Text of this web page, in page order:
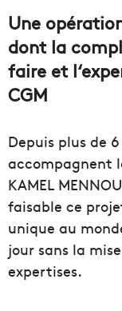
Une
dont la
faire et
CGM
Depuis plus de
accompagnent
KAMEL
faisable ce
unique au
jour sans la
expertises.